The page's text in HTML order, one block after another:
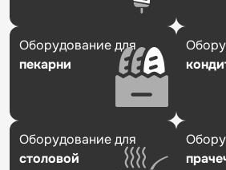
Оборудование для
пекарни
Оборудование для
столовой